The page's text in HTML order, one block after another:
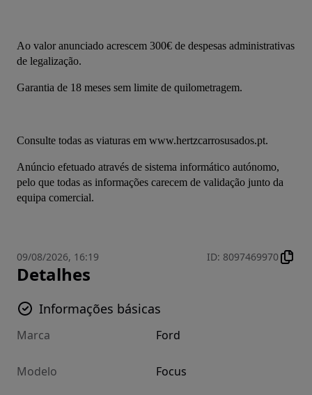
Ao valor anunciado acrescem 300€ de despesas administrativas
de legalização.
Garantia de 18 meses sem limite de quilometragem.
Consulte todas as viaturas em www.hertzcarrosusados.pt.
Anúncio efetuado através de sistema informático autónomo,
pelo que todas as informações carecem de validação junto da
equipa comercial.
09/08/2026, 16:19 ID: 8097469970
Detalhes
Informações básicas
Marca Ford
Modelo Focus